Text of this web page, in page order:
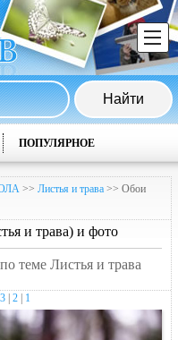
ПОПУЛЯРНОЕ
>> Листья и трава >> Обои
и трава) и фото
теме Листья и трава
3 2 1